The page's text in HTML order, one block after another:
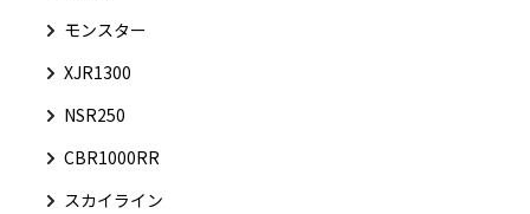
モンスター
XJR1300
NSR250
CBR1000RR
スカイライン